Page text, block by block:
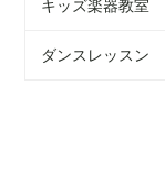
キッズ楽器教室
ダンスレッスン